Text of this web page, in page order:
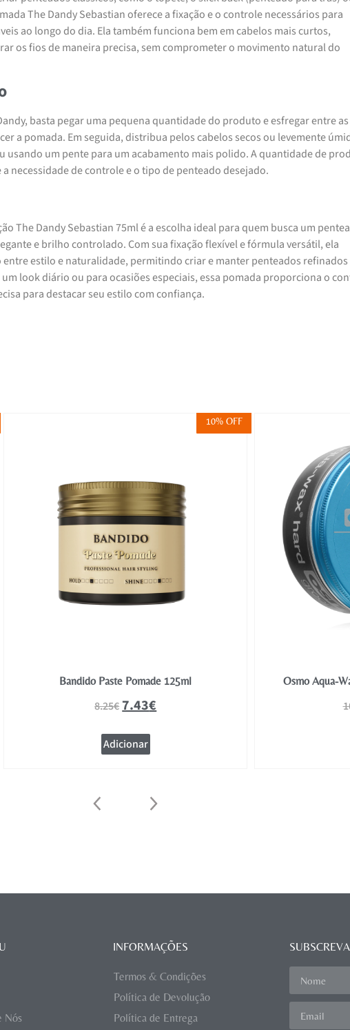
The Dandy Sebastian oferece a fixação e o controle necessários para
ao longo do dia. Ela também funciona bem em cabelos mais curtos,
os fios de maneira precisa, sem comprometer o movimento natural do
basta pegar uma pequena quantidade do produto e esfregar entre as
a pomada. Em seguida, distribua pelos cabelos secos ou levemente
usando um pente para um acabamento mais polido. A quantidade de
necessidade de controle e o tipo de penteado desejado.
The Dandy Sebastian 75ml é a escolha ideal para quem busca um
e brilho controlado. Com sua fixação flexível e fórmula versátil, ela
estilo e naturalidade, permitindo criar e manter penteados refinados
look diário ou para ocasiões especiais, essa pomada proporciona o
para destacar seu estilo com confiança.
10% OFF
Bandido Paste Pomade 125ml
8.25€7.43€
Adicionar
Osmo Aqua-
Nós
INFORMAÇÕES
Termos & Condições
Política de Devolução
Política de Entrega